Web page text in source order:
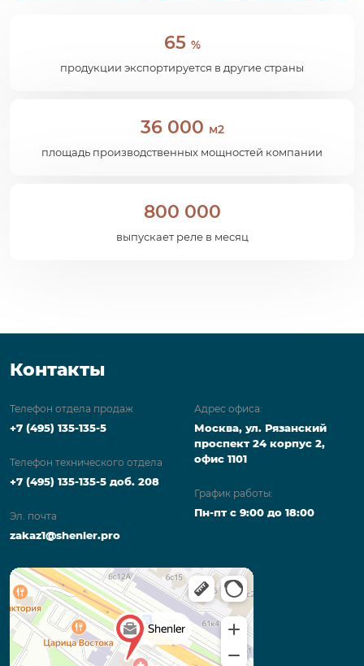
65 %
продукции экспортируется в другие страны
36 000 м2
площадь производственных мощностей компании
800 000
выпускает реле в месяц
Контакты
Телефон отдела продаж
+7 (495) 135-135-5
Телефон технического отдела
+7 (495) 135-135-5 доб. 208
Эл. почта
zakaz1@shenler.pro
Адрес офиса:
Москва, ул. Рязанский
проспект 24 корпус 2,
офис 1101
График работы:
Пн-пт с 9:00 до 18:00